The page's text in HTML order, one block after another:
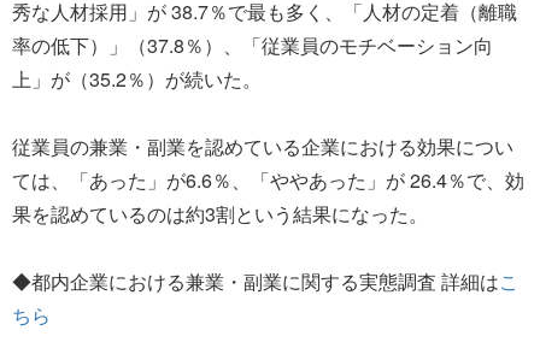
秀な人材採用」が 38.7％で最も多く、「人材の定着（離職
率の低下）」（37.8％）、「従業員のモチベーション向
上」が（35.2％）が続いた。
従業員の兼業・副業を認めている企業における効果につい
ては、「あった」が6.6％、「ややあった」が 26.4％で、効
果を認めているのは約3割という結果になった。
◆都内企業における兼業・副業に関する実態調査 詳細はこ
ちら